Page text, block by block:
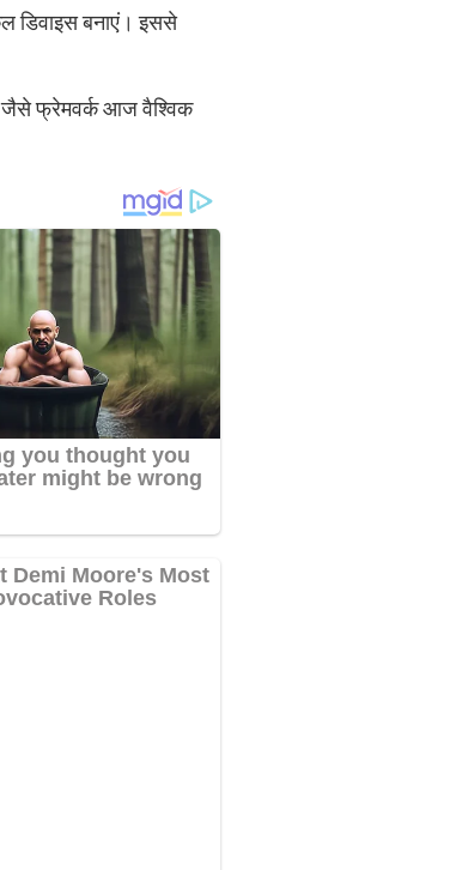
डिवाइस बनाएं। इससे
जैसे फ्रेमवर्क आज वैश्विक